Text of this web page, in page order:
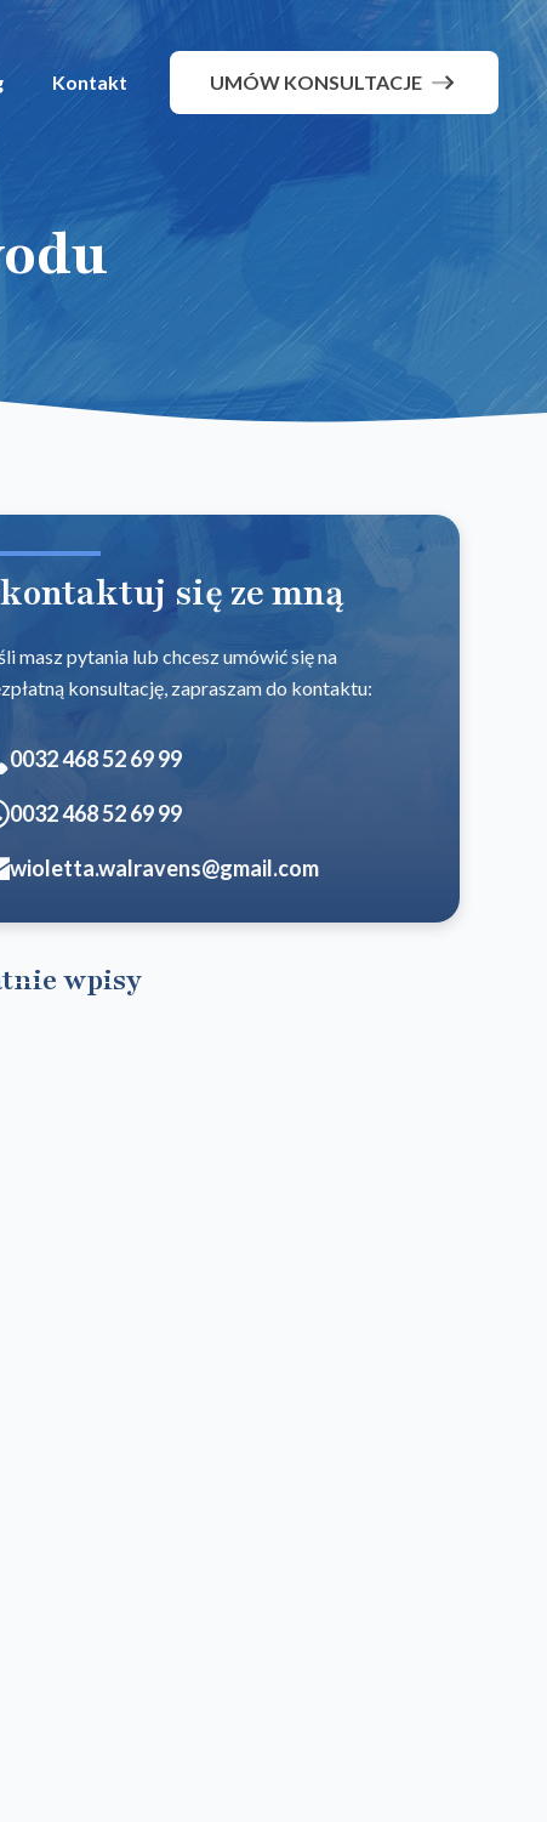
Kontakt UMÓW KONSULTACJE
się ze mną
masz pytania lub chcesz umówić się na
konsultację, zapraszam do kontaktu:
0032 468 52 69 99
0032 468 52 69 99
wioletta.walravens@gmail.com
wpisy